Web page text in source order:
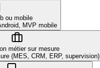
ou mobile
MVP mobile
métier sur mesure
(MES, CRM, ERP, supervision)